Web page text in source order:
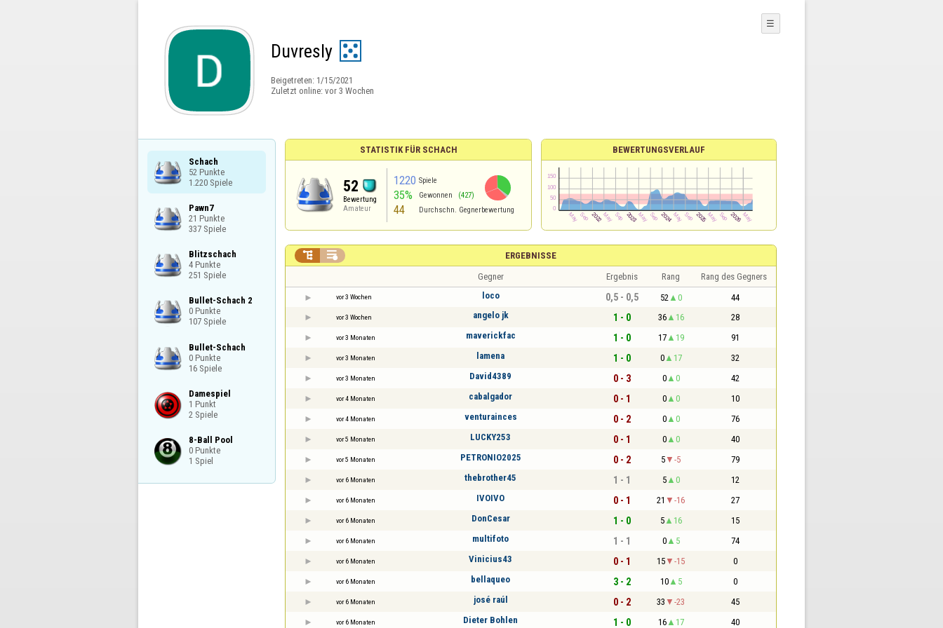
Duvresly
Beigetreten: 1/15/2021
Zuletzt online: vor 3 Wochen
☰
Schach
52 Punkte
1.220 Spiele
Pawn7
21 Punkte
337 Spiele
Blitzschach
4 Punkte
251 Spiele
Bullet-Schach 2
0 Punkte
107 Spiele
Bullet-Schach
0 Punkte
16 Spiele
Damespiel
1 Punkt
2 Spiele
8-Ball Pool
0 Punkte
1 Spiel
STATISTIK FÜR SCHACH
52
Bewertung
Amateur
1220 Spiele
35% Gewonnen (427)
44 Durchschn. Gegnerbewertung
BEWERTUNGSVERLAUF
ERGEBNISSE
 
Gegner Ergebnis Rang Rang des Gegners
vor 3 Wochen loco 0,5 - 0,5 52 0 44
vor 3 Wochen angelo jk 1 - 0 36 16 28
vor 3 Monaten maverickfac 1 - 0 17 19 91
vor 3 Monaten lamena 1 - 0 0 17 32
vor 3 Monaten David4389 0 - 3 0 0 42
vor 4 Monaten cabalgador 0 - 1 0 0 10
vor 4 Monaten venturainces 0 - 2 0 0 76
vor 5 Monaten LUCKY253 0 - 1 0 0 40
vor 5 Monaten PETRONIO2025 0 - 2 5 -5 79
vor 6 Monaten thebrother45 1 - 1 5 0 12
vor 6 Monaten IVOIVO 0 - 1 21 -16 27
vor 6 Monaten DonCesar 1 - 0 5 16 15
vor 6 Monaten multifoto 1 - 1 0 5 74
vor 6 Monaten Vinicius43 0 - 1 15 -15 0
vor 6 Monaten bellaqueo 3 - 2 10 5 0
vor 6 Monaten josé raúl 0 - 2 33 -23 45
vor 6 Monaten Dieter Bohlen 1 - 0 16 17 40